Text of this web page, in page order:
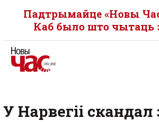
Падтрымайце «Новы
Каб было што чытаць
У Нарвегіі скандал